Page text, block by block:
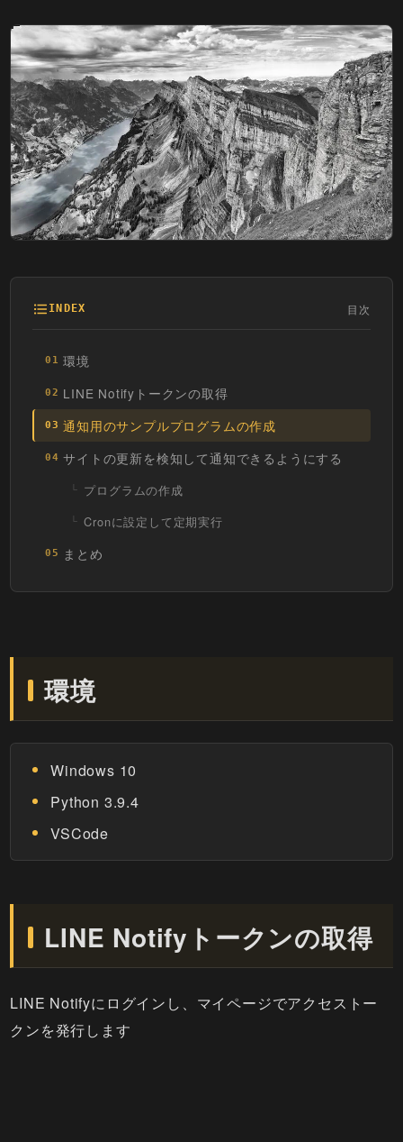
INDEX 目次
01 環境
02 LINE Notifyトークンの取得
03 通知用のサンプルプログラムの作成
04 サイトの更新を検知して通知できるようにする
プログラムの作成
Cronに設定して定期実行
05 まとめ
環境
Windows 10
Python 3.9.4
VSCode
LINE Notifyトークンの取得
LINE Notifyにログインし、マイページでアクセストー
クンを発行します